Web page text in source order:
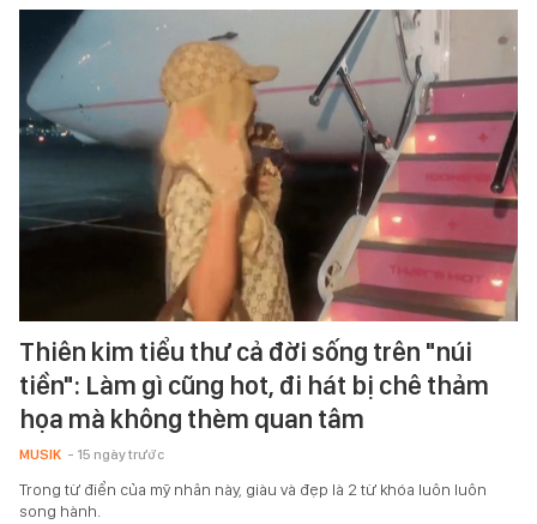
Thiên kim tiểu thư cả đời sống trên "núi
tiền": Làm gì cũng hot, đi hát bị chê thảm
họa mà không thèm quan tâm
MUSIK - 15 ngày trước
Trong từ điển của mỹ nhân này, giàu và đẹp là 2 từ khóa luôn luôn
song hành.